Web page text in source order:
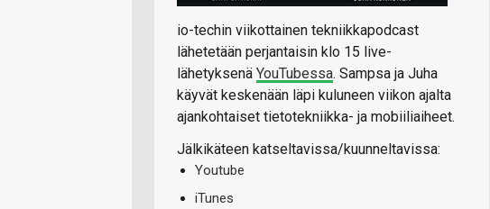
io-techin viikottainen tekniikkapodcast
lähetetään perjantaisin klo 15 live-
lähetyksenä YouTubessa. Sampsa ja Juha
käyvät keskenään läpi kuluneen viikon ajalta
ajankohtaiset tietotekniikka- ja mobiiliaiheet.
Jälkikäteen katseltavissa/kuunneltavissa:
Youtube
iTunes